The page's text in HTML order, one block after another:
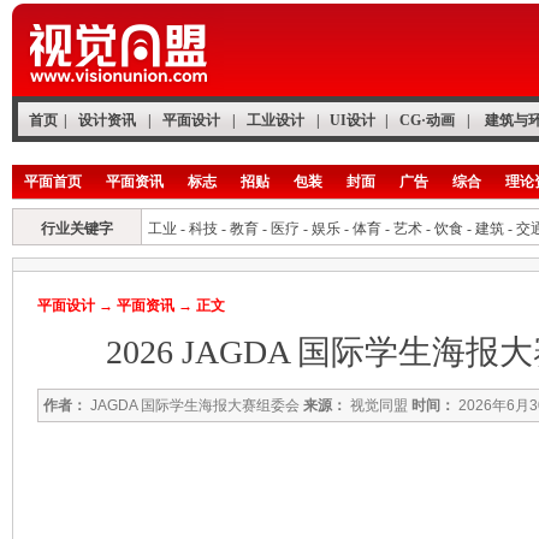
首页 设计资讯 平面设计 工业设计 UI设计 CG·动画 建筑与
平面首页 平面资讯 标志 招贴 包装 封面 广告 综合 理论
行业关键字 工业 - 科技 - 教育 - 医疗 - 娱乐 - 体育 - 艺术 - 饮食 - 建筑 - 交
平面设计 → 平面资讯 → 正文
2026 JAGDA 国际学生海报
作者： JAGDA 国际学生海报大赛组委会 来源： 视觉同盟 时间： 2026年6月